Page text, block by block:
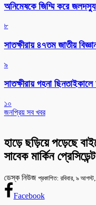
অনিমেষকে জিম্মি করে
৮
সাতক্ষীরায় ৪৭তম জাতীয়
৯
সাতক্ষীরায় গহনা
১০
জনপ্রিয় সব খবর
হাড়ে ছড়িয়ে পড়েছে
সাবেক মার্কিন প্রেসিডেন্ট
ডেস্ক নিউজ প্রকাশিত: রবিবার, ৯
Facebook